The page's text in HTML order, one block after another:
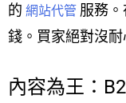
的 網站代管 服務
錢。買家絕對沒
內容為王：